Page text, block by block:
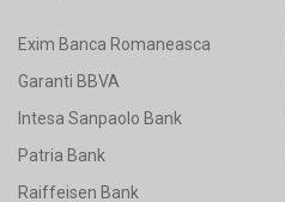
Exim Banca Romaneasca
Garanti BBVA
Intesa Sanpaolo Bank
Patria Bank
Raiffeisen Bank